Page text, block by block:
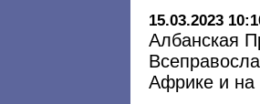
15.03.2023
Албанская
Африке и на